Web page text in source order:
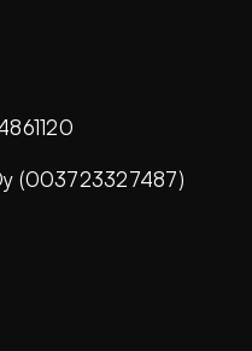
(003723327487)